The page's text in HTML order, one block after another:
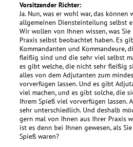
Vorsitzender Richter:
Ja. Nun, was er wohl war, das können
allgemeinen Diensteinteilung selbst
Wir wollen von Ihnen wissen, was
Praxis selbst beobachtet haben. Es
Kommandanten und Kommandeure,
fleißig sind und die sehr viel selbst
es gibt welche, die nicht sehr fleißig
alles von dem Adjutanten zum
vorverfügen lassen. Und es gibt
viel machen, und es gibt solche, die
Ihrem Spieß viel vorverfügen lassen.
sehr unterschiedlich. Und deshalb
gern mal von Ihnen aus Ihrer Praxis
ist es denn bei Ihnen gewesen, als
Spieß waren?